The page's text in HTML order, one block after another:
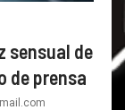
sensual de
de prensa